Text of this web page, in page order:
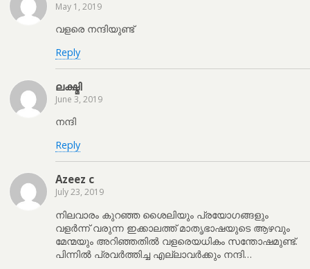
May 1, 2019
വളരെ നന്ദിയുണ്ട്
Reply
ലക്ഷ്മി
June 3, 2019
നന്ദി
Reply
Azeez c
July 23, 2019
നിലവാരം കുറഞ്ഞ ശൈലിയും പ്രയോഗങ്ങളും
വളർന്ന് വരുന്ന ഇക്കാലത്ത് മാതൃഭാഷയുടെ ആഴവും
മേന്മയും അറിഞ്ഞതിൽ വളരെയധികം സന്തോഷമുണ്ട്.
പിന്നിൽ പ്രവർത്തിച്ച എല്ലാവർക്കും നന്ദി…